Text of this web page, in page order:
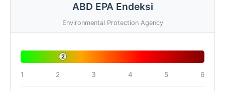
ABD EPA Endeksi
Environmental Protection Agency
2
1 2 3 4 5 6